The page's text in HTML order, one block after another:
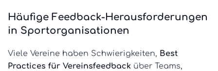
Häufige Feedback-Herausforderungen
in Sportorganisationen
Viele Vereine haben Schwierigkeiten, Best
Practices für Vereinsfeedback über Teams,